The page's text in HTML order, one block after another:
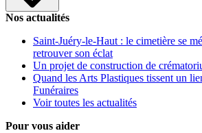
Nos actualités
Saint-Juéry-le-Haut : le cimetière se
retrouver son éclat
Un projet de construction de
Quand les Arts Plastiques tissent un
Funéraires
Voir toutes les actualités
Pour vous aider